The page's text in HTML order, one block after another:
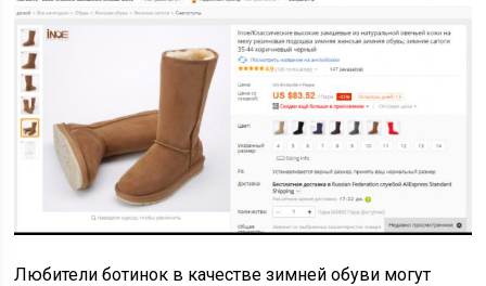
Любители ботинок в качестве зимней обуви могут